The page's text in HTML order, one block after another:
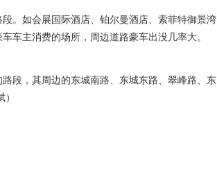
如会展国际酒店、铂尔曼酒店、索菲特御景湾
车主消费的场所，周边道路豪车出没几率大。
，其周边的东城南路、东城东路、翠峰路、东